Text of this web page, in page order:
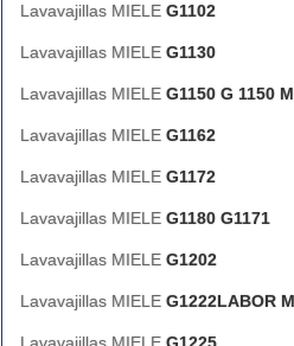
Lavavajillas MIELE G1102
Lavavajillas MIELE G1130
Lavavajillas MIELE G1150 G 1150
Lavavajillas MIELE G1162
Lavavajillas MIELE G1172
Lavavajillas MIELE G1180 G1171
Lavavajillas MIELE G1202
Lavavajillas MIELE G1222LABOR